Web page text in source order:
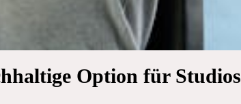
Option für Studios